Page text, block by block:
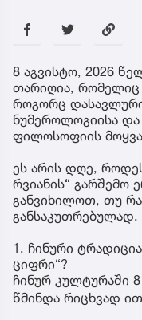
8 აგვისტო, 2026
თარიღია,
როგორც
ნუმეროლოგიისა
ფილოსოფიის
ეს არის დღე,
რვიანის“ გარშემო
განვიხილოთ, თუ
განსაკუთრებულად.
1. ჩინური
ციფრი“?
ჩინურ კულტურაში
წმინდა რიცხვად